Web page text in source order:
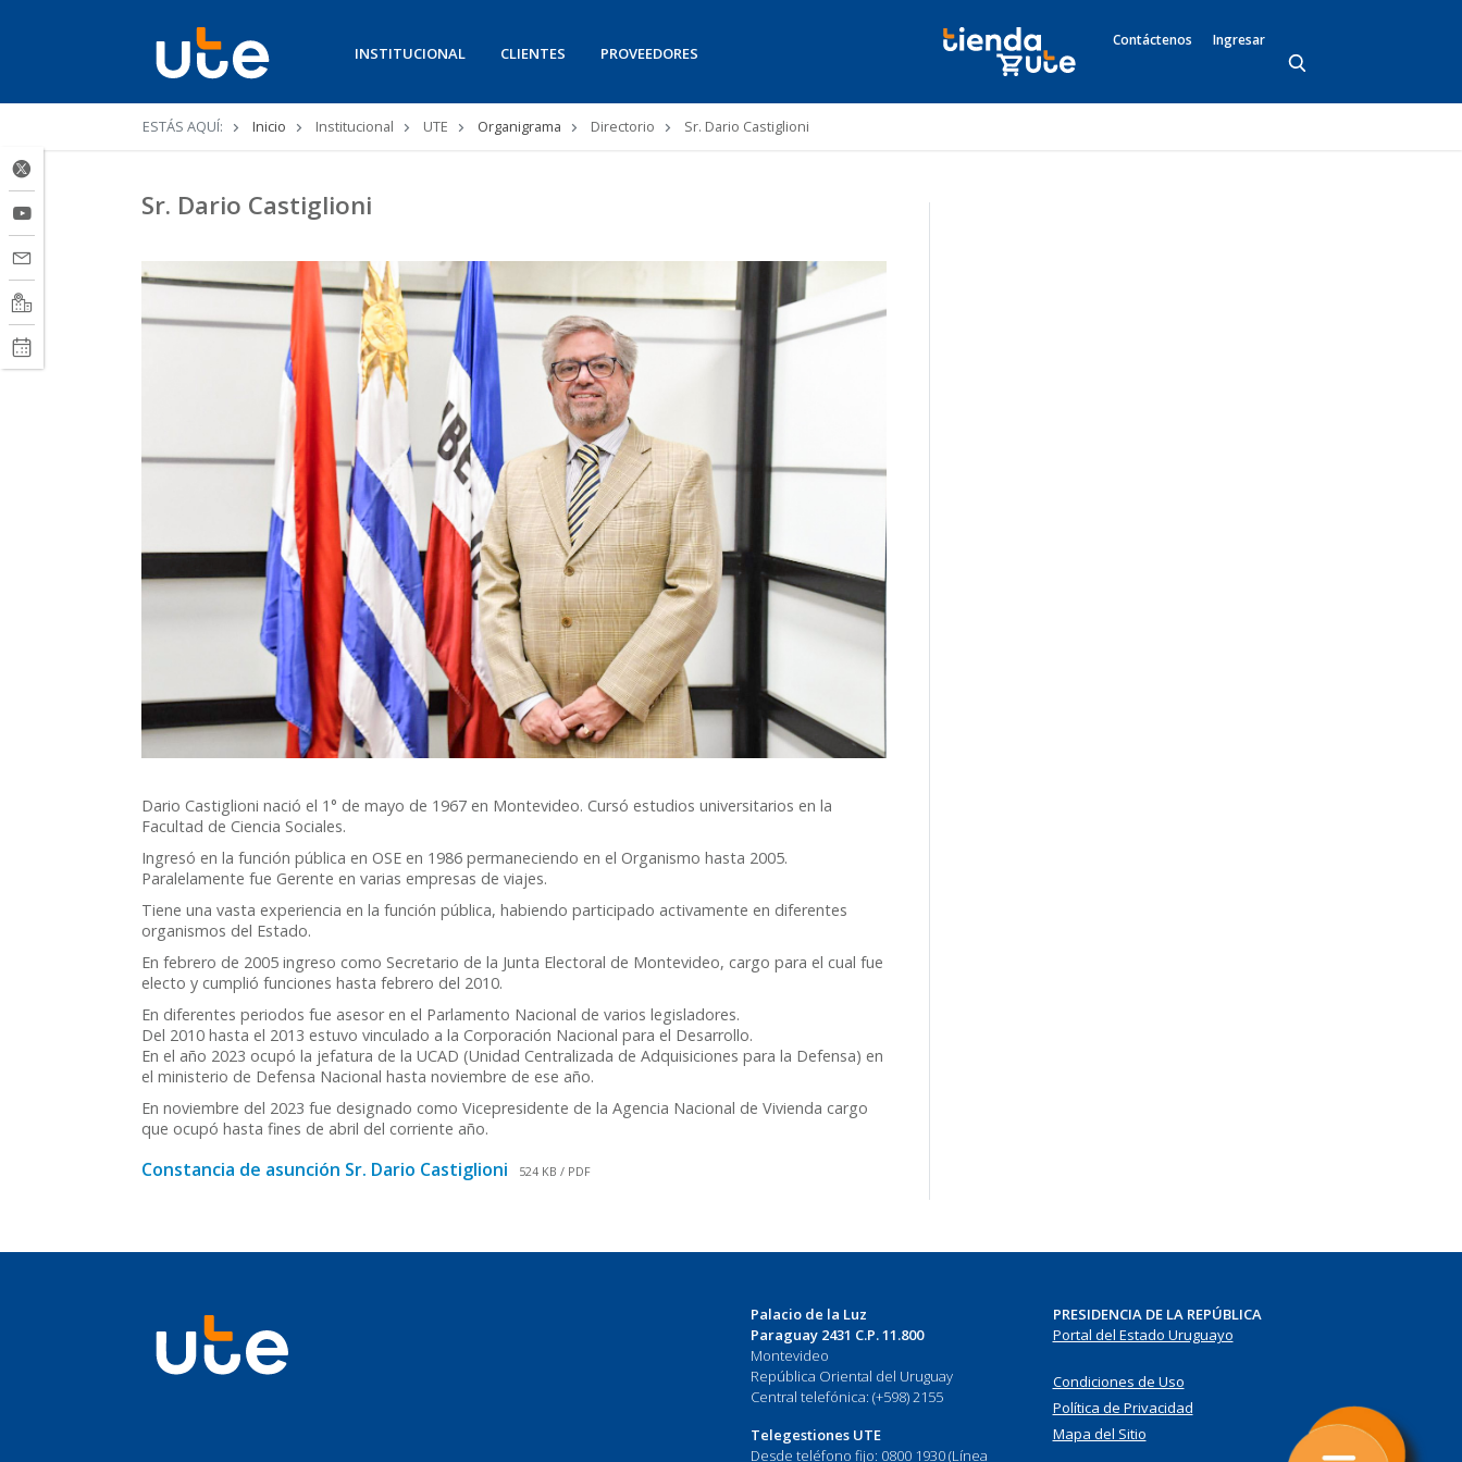
INSTITUCIONAL CLIENTES PROVEEDORES
Contáctenos Ingresar
Ruta
navegación
ESTÁS AQUÍ: Inicio Institucional UTE Organigrama Directorio Sr. Dario Castiglioni
Sr. Dario Castiglioni
Dario Castiglioni nació el 1° de mayo de 1967 en Montevideo. Cursó estudios universitarios en la
Facultad de Ciencia Sociales.
Ingresó en la función pública en OSE en 1986 permaneciendo en el Organismo hasta 2005.
Paralelamente fue Gerente en varias empresas de viajes.
Tiene una vasta experiencia en la función pública, habiendo participado activamente en diferentes
organismos del Estado.
En febrero de 2005 ingreso como Secretario de la Junta Electoral de Montevideo, cargo para el cual fue
electo y cumplió funciones hasta febrero del 2010.
En diferentes periodos fue asesor en el Parlamento Nacional de varios legisladores.
Del 2010 hasta el 2013 estuvo vinculado a la Corporación Nacional para el Desarrollo.
En el año 2023 ocupó la jefatura de la UCAD (Unidad Centralizada de Adquisiciones para la Defensa) en
el ministerio de Defensa Nacional hasta noviembre de ese año.
En noviembre del 2023 fue designado como Vicepresidente de la Agencia Nacional de Vivienda cargo
que ocupó hasta fines de abril del corriente año.
Constancia de asunción Sr. Dario Castiglioni 524 KB / PDF
Palacio de la Luz
Paraguay 2431 C.P. 11.800
Montevideo
República Oriental del Uruguay
Central telefónica: (+598) 2155
Telegestiones UTE
Desde teléfono fijo: 0800 1930 (Línea
PRESIDENCIA DE LA REPÚBLICA
Portal del Estado Uruguayo
Condiciones de Uso
Política de Privacidad
Mapa del Sitio